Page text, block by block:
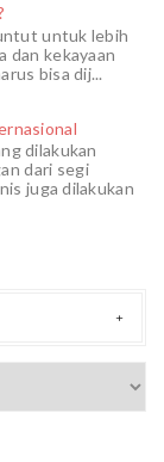
untuk lebih
dan kekayaan
bisa dij...
dilakukan
dari segi
juga dilakukan